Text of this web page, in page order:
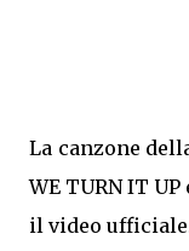
La canzone
WE TURN IT
il video